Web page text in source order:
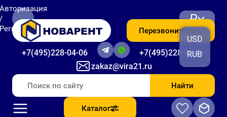
zakaz@vira21.ru
+7(495)228-04-06 +7(495)228-06-56
Перезвоните мне
₽
USD
RUB
Найти
Каталог